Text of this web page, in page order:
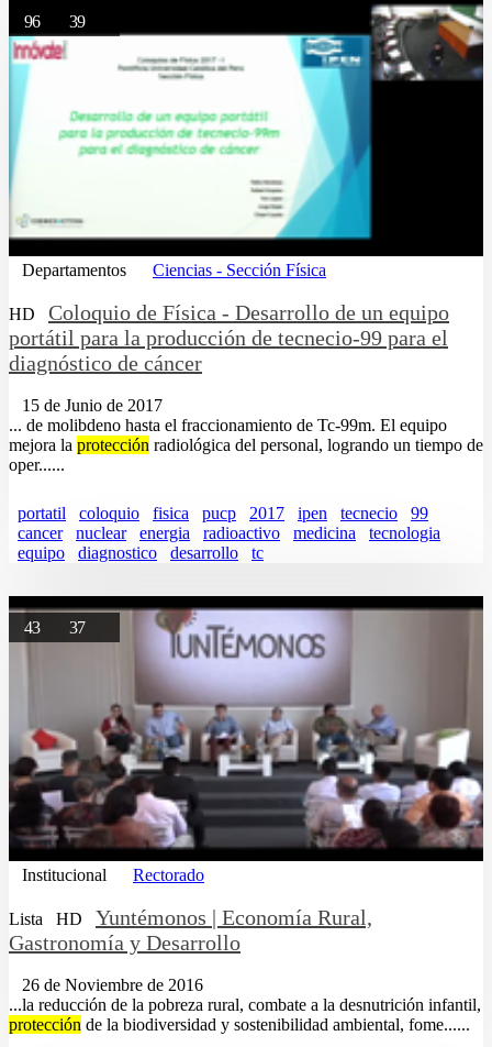
96 39
Departamentos Ciencias - Sección Física
HD
Coloquio de Física - Desarrollo de un equipo
portátil para la producción de tecnecio-99 para el
diagnóstico de cáncer
15 de Junio de 2017
... de molibdeno hasta el fraccionamiento de Tc-99m. El equipo
mejora la protección radiológica del personal, logrando un tiempo de
oper......
portatil coloquio fisica pucp 2017 ipen tecnecio
99
cancer
nuclear energia radioactivo medicina
tecnologia
equipo
diagnostico desarrollo tc
43 37
Institucional Rectorado
Lista HD
Yuntémonos | Economía Rural,
Gastronomía y Desarrollo
26 de Noviembre de 2016
...la reducción de la pobreza rural, combate a la desnutrición infantil,
protección de la biodiversidad y sostenibilidad ambiental, fome......